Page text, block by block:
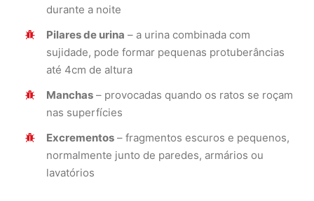
durante a noite
Pilares de urina – a urina combinada com
sujidade, pode formar pequenas protuberâncias
até 4cm de altura
Manchas – provocadas quando os ratos se roçam
nas superfícies
Excrementos – fragmentos escuros e pequenos,
normalmente junto de paredes, armários ou
lavatórios